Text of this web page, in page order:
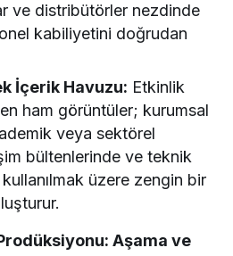
ve distribütörler nezdinde
kabiliyetini doğrudan
İçerik Havuzu: Etkinlik
ham görüntüler; kurumsal
veya sektörel
bültenlerinde ve teknik
üzere zengin bir
Aşama ve